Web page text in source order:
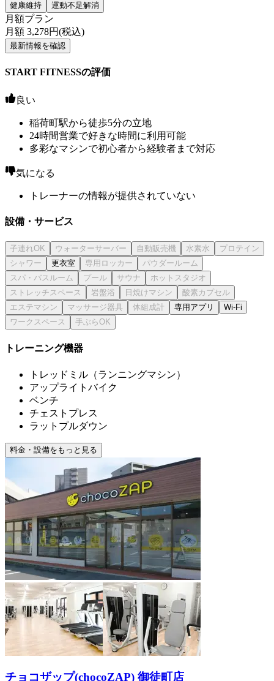
健康維持 運動不足解消
月額プラン
月額 3,278円(税込)
最新情報を確認
START FITNESSの評価
良い
稲荷町駅から徒歩5分の立地
24時間営業で好きな時間に利用可能
多彩なマシンで初心者から経験者まで対応
気になる
トレーナーの情報が提供されていない
設備・サービス
更衣室
専用アプリ Wi-Fi
トレーニング機器
トレッドミル（ランニングマシン）
アップライトバイク
ベンチ
チェストプレス
ラットプルダウン
料金・設備をもっと見る
チョコザップ(chocoZAP) 御徒町店